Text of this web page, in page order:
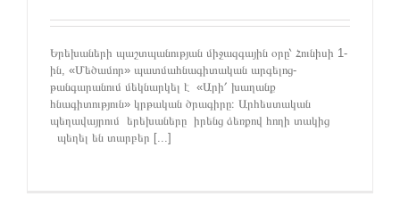
Երեխաների պաշտպանության միջազգային օրը՝ Հունիսի 1-
ին, «Մեծամոր» պատմահնագիտական արգելոց-
թանգարանում մեկնարկել է «Արի՛ խաղանք
հնագիտություն» կրթական ծրագիրը։ Արհեստական
պեղավայրում երեխաները իրենց ձեռքով հողի տակից
պեղել են տարբեր [...]